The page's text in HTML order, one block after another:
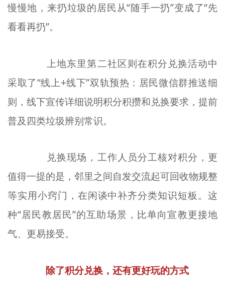
慢慢地，来扔垃圾的居民从“随手一扔”变成了“先
看看再扔”。
上地东里第二社区则在积分兑换活动中
采取了“线上+线下”双轨预热：居民微信群推送细
则，线下宣传详细说明积分积攒和兑换要求，提前
普及四类垃圾辨别常识。
兑换现场，工作人员分工核对积分，更
值得一提的是，邻里之间自发交流起可回收物规整
等实用小窍门，在闲谈中补齐分类知识短板。这
种“居民教居民”的互助场景，比单向宣教更接地
气、更易接受。
除了积分兑换，还有更好玩的方式